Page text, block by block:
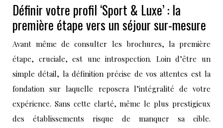
Définir votre profil ‘Sport & Luxe’ : la
première étape vers un séjour sur-mesure
Avant même de consulter les brochures, la première
étape, cruciale, est une introspection. Loin d’être un
simple détail, la définition précise de vos attentes est la
fondation sur laquelle reposera l’intégralité de votre
expérience. Sans cette clarté, même le plus prestigieux
des établissements risque de manquer sa cible.